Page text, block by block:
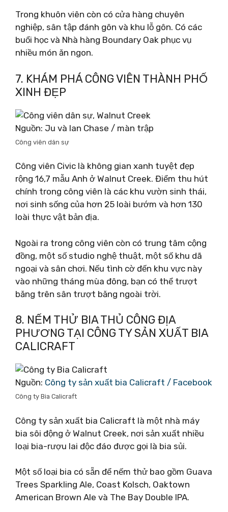
Trong khuôn viên còn có cửa hàng chuyên
nghiệp, sân tập đánh gôn và khu lỗ gôn. Có các
buổi học và Nhà hàng Boundary Oak phục vụ
nhiều món ăn ngon.
7. KHÁM PHÁ CÔNG VIÊN THÀNH PHỐ
XINH ĐẸP
Nguồn: Ju và Ian Chase / màn trập
Công viên dân sự
Công viên Civic là không gian xanh tuyệt đẹp
rộng 16,7 mẫu Anh ở Walnut Creek. Điểm thu hút
chính trong công viên là các khu vườn sinh thái,
nơi sinh sống của hơn 25 loài bướm và hơn 130
loài thực vật bản địa.
Ngoài ra trong công viên còn có trung tâm cộng
đồng, một số studio nghệ thuật, một số khu dã
ngoại và sân chơi. Nếu tình cờ đến khu vực này
vào những tháng mùa đông, bạn có thể trượt
băng trên sân trượt băng ngoài trời.
8. NẾM THỬ BIA THỦ CÔNG ĐỊA
PHƯƠNG TẠI CÔNG TY SẢN XUẤT BIA
CALICRAFT
Nguồn: Công ty sản xuất bia Calicraft / Facebook
Công ty Bia Calicraft
Công ty sản xuất bia Calicraft là một nhà máy
bia sôi động ở Walnut Creek, nơi sản xuất nhiều
loại bia-rượu lai độc đáo được gọi là bia sủi.
Một số loại bia có sẵn để nếm thử bao gồm Guava
Trees Sparkling Ale, Coast Kolsch, Oaktown
American Brown Ale và The Bay Double IPA.